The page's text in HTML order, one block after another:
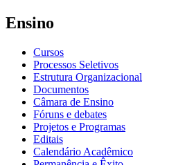
Ensino
Cursos
Processos Seletivos
Estrutura Organizacional
Documentos
Câmara de Ensino
Fóruns e debates
Projetos e Programas
Editais
Calendário Acadêmico